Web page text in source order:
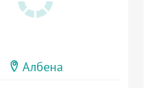
Албена